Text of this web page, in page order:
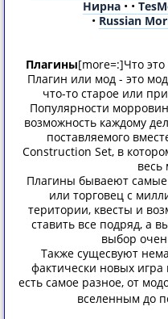
Нирна • •
• Russian
Плагины[more=:]Что это
Плагин или мод - это
что-то старое или
Популярности
возможность каждому
поставляемого
Construction Set, в
весь
Плагины бываеют
или торговец с
територии, квесты и
ставить все подряд, а
выбор
Также сущесвуют
фактически новых
есть самое разное, от
вселенным до